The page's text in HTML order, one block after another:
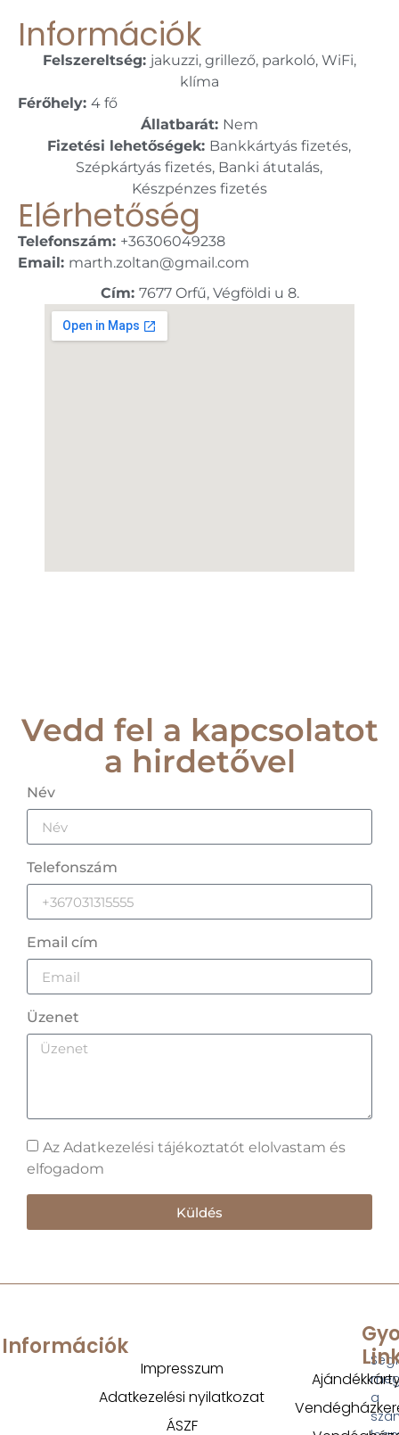
Információk
Felszereltség: jakuzzi, grillező, parkoló, WiFi,
klíma
Férőhely: 4 fő
Állatbarát: Nem
Fizetési lehetőségek: Bankkártyás fizetés,
Szépkártyás fizetés, Banki átutalás,
Készpénzes fizetés
Elérhetőség
Telefonszám: +36306049238
Email: marth.zoltan@gmail.com
Cím: 7677 Orfű, Végföldi u 8.
Vedd fel a kapcsolatot
a hirdetővel
Név
Telefonszám
Email cím
Üzenet
Az Adatkezelési tájékoztatót elolvastam és
elfogadom
Küldés
a
Információk
Impresszum
Adatkezelési nyilatkozat
ÁSZF